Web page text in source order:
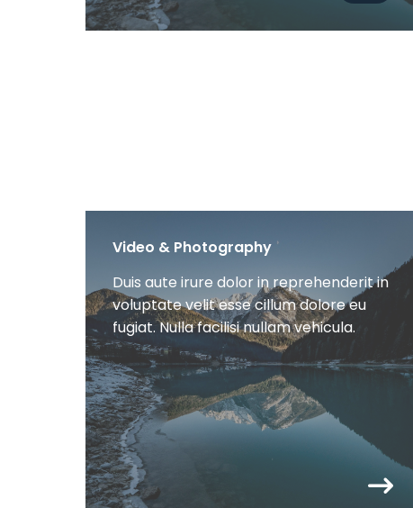
Video & Photography
Duis aute irure dolor in reprehenderit in
voluptate velit esse cillum dolore eu
fugiat. Nulla facilisi nullam vehicula.